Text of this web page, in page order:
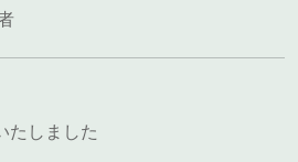
たしました